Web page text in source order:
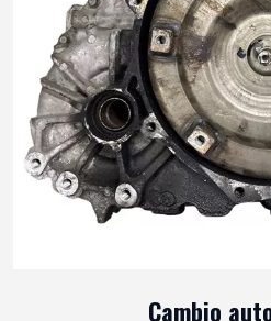
Cambio